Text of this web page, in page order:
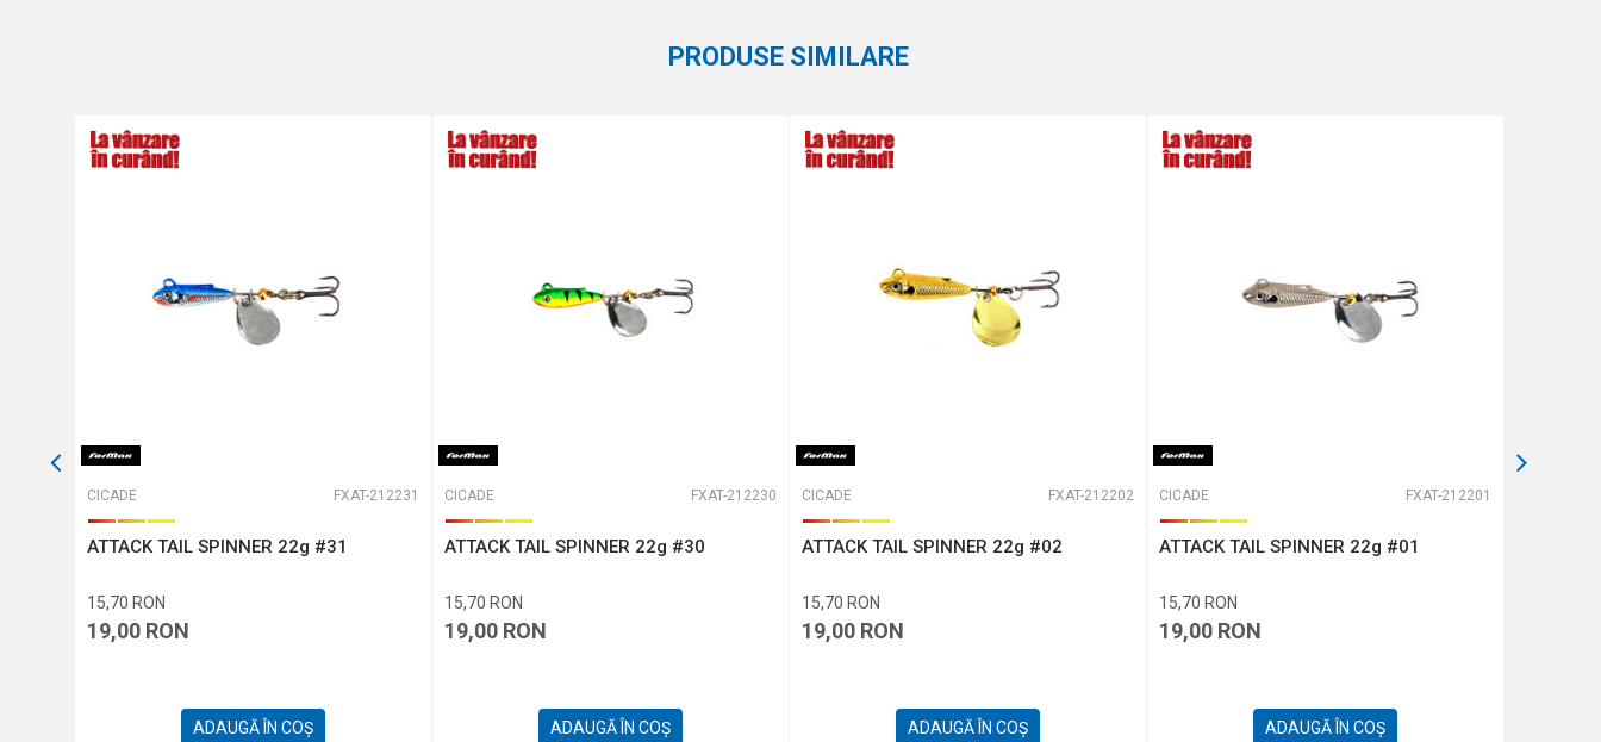
PRODUSE SIMILARE
CICADE FXAT-212231
ATTACK TAIL SPINNER 22g #31
15,70 RON
19,00 RON
ADAUGĂ ÎN COȘ
CICADE FXAT-212230
ATTACK TAIL SPINNER 22g #30
15,70 RON
19,00 RON
ADAUGĂ ÎN COȘ
CICADE FXAT-212202
ATTACK TAIL SPINNER 22g #02
15,70 RON
19,00 RON
ADAUGĂ ÎN COȘ
CICADE FXAT-212201
ATTACK TAIL SPINNER 22g #01
15,70 RON
19,00 RON
ADAUGĂ ÎN COȘ